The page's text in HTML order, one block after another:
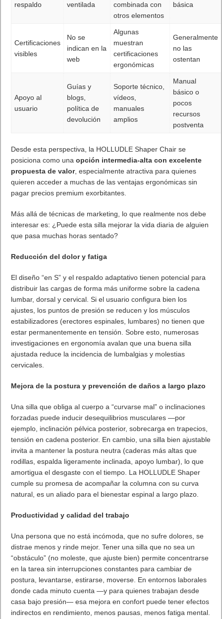
respaldo
ventilada
combinada con
otros elementos
básica
Certificaciones
visibles
No se
indican en la
web
Algunas
muestran
certificaciones
ergonómicas
Generalmente
no las
ostentan
Apoyo al
usuario
Guías y
blogs,
política de
devolución
Soporte técnico,
vídeos,
manuales
amplios
Manual
básico o
pocos
recursos
postventa
Desde esta perspectiva, la HOLLUDLE Shaper Chair se
posiciona como unaopción intermedia-alta con excelente
propuesta de valor, especialmente atractiva para quienes
quieren acceder a muchas de las ventajas ergonómicas sin
pagar precios premium exorbitantes.
Más allá de técnicas de marketing, lo que realmente nos debe
interesar es: ¿Puede esta silla mejorar la vida diaria de alguien
que pasa muchas horas sentado?
Reducción del dolor y fatiga
El diseño “en S” y el respaldo adaptativo tienen potencial para
distribuir las cargas de forma más uniforme sobre la cadena
lumbar, dorsal y cervical. Si el usuario configura bien los
ajustes, los puntos de presión se reducen y los músculos
estabilizadores (erectores espinales, lumbares) no tienen que
estar permanentemente en tensión. Sobre esto, numerosas
investigaciones en ergonomía avalan que una buena silla
ajustada reduce la incidencia de lumbalgias y molestias
cervicales.
Mejora de la postura y prevención de daños a largo plazo
Una silla que obliga al cuerpo a “curvarse mal” o inclinaciones
forzadas puede inducir desequilibrios musculares —por
ejemplo, inclinación pélvica posterior, sobrecarga en trapecios,
tensión en cadena posterior. En cambio, una silla bien ajustable
invita a mantener la postura neutra (caderas más altas que
rodillas, espalda ligeramente inclinada, apoyo lumbar), lo que
amortigua el desgaste con el tiempo. La HOLLUDLE Shaper
cumple su promesa de acompañar la columna con su curva
natural, es un aliado para el bienestar espinal a largo plazo.
Productividad y calidad del trabajo
Una persona que no está incómoda, que no sufre dolores, se
distrae menos y rinde mejor. Tener una silla que no sea un
“obstáculo” (no moleste, que ajuste bien) permite concentrarse
en la tarea sin interrupciones constantes para cambiar de
postura, levantarse, estirarse, moverse. En entornos laborales
donde cada minuto cuenta —y para quienes trabajan desde
casa bajo presión— esa mejora en confort puede tener efectos
indirectos en rendimiento, menos pausas, menos fatiga mental.